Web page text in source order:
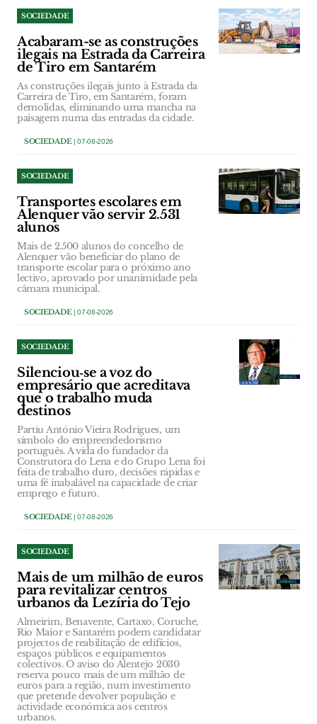
SOCIEDADE
Acabaram-se as construções
ilegais na Estrada da Carreira
de Tiro em Santarém
As construções ilegais junto à Estrada da
Carreira de Tiro, em Santarém, foram
demolidas, eliminando uma mancha na
paisagem numa das entradas da cidade.
SOCIEDADE| 07-08-2026
SOCIEDADE
Transportes escolares em
Alenquer vão servir 2.531
alunos
Mais de 2.500 alunos do concelho de
Alenquer vão beneficiar do plano de
transporte escolar para o próximo ano
lectivo, aprovado por unanimidade pela
câmara municipal.
SOCIEDADE| 07-08-2026
SOCIEDADE
Silenciou‑se a voz do
empresário que acreditava
que o trabalho muda
destinos
Partiu António Vieira Rodrigues, um
símbolo do empreendedorismo
português. A vida do fundador da
Construtora do Lena e do Grupo Lena foi
feita de trabalho duro, decisões rápidas e
uma fé inabalável na capacidade de criar
emprego e futuro.
SOCIEDADE| 07-08-2026
SOCIEDADE
Mais de um milhão de euros
para revitalizar centros
urbanos da Lezíria do Tejo
Almeirim, Benavente, Cartaxo, Coruche,
Rio Maior e Santarém podem candidatar
projectos de reabilitação de edifícios,
espaços públicos e equipamentos
colectivos. O aviso do Alentejo 2030
reserva pouco mais de um milhão de
euros para a região, num investimento
que pretende devolver população e
actividade económica aos centros
urbanos.